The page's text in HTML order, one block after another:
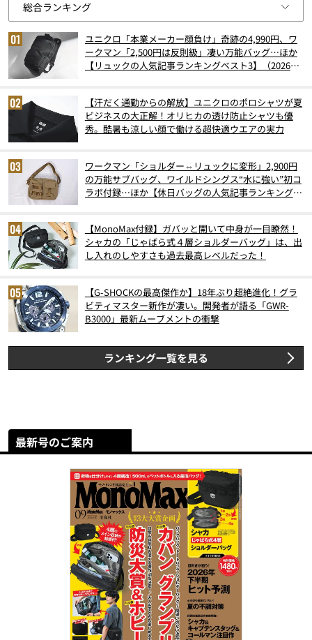
ユニクロ「本業メーカー顔負け」奇跡の4,990円、ワ
ークマン「2,500円は反則級」凄い万能バッグ…ほか
【リュックの人気記事ランキングベスト3】（2026年
【汗だく通勤からの解放】ユニクロのポロシャツが夏
ビジネスの大正解！オリヒカの透け防止シャツも優
秀。酷暑も涼しい顔で働ける超快適ウエアの実力
ワークマン「ショルダー⇔リュックに変形」2,900円
の万能サブバッグ、ワイルドシングス“水に強い”初コ
ラボ付録…ほか【休日バッグの人気記事ランキングベ
【MonoMax付録】ガバッと開いて中身が一目瞭然！
シャカの「じゃばら式４層ショルダーバッグ」は、出
し入れのしやすさも過去最高レベルだった！
【G-SHOCKの最高傑作か】18年ぶり超絶進化！グラ
ビティマスター新作が凄い。開発者が語る「GWR-
B3000」最新ムーブメントの衝撃
ランキング一覧を見る
最新号のご案内